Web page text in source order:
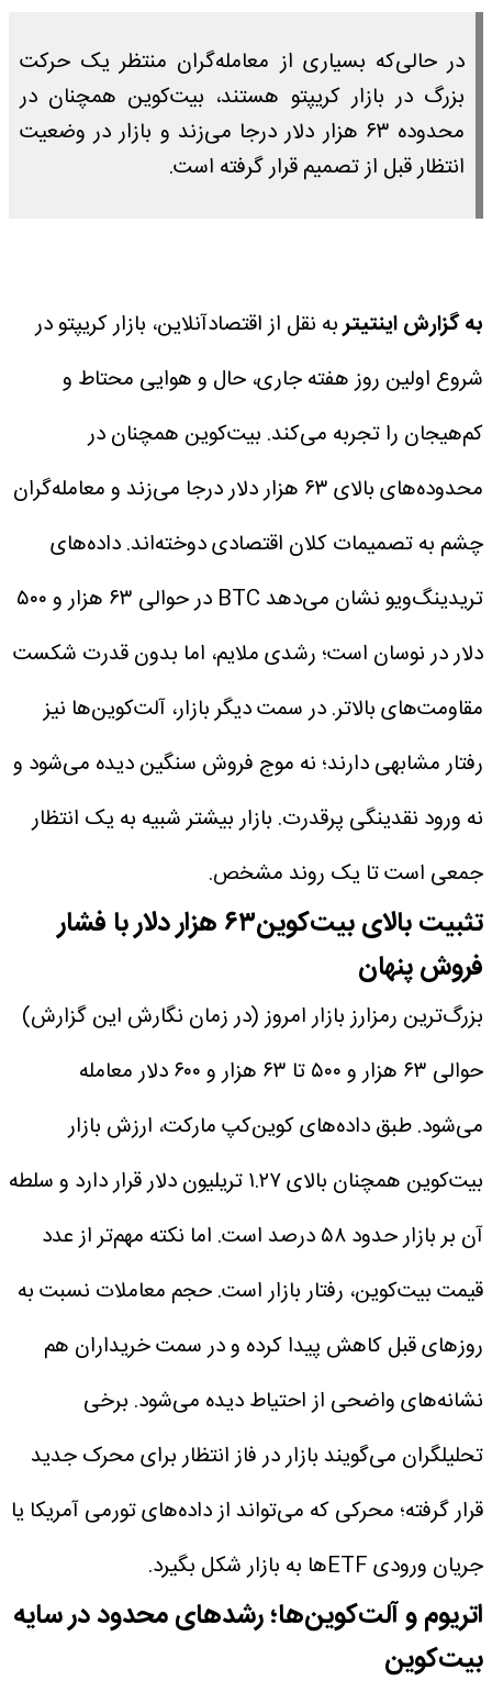
در حالی‌که بسیاری از معامله‌گران منتظر یک حرکت
بزرگ در بازار کریپتو هستند، بیت‌کوین همچنان در
محدوده ۶۳ هزار دلار درجا می‌زند و بازار در وضعیت
انتظار قبل از تصمیم قرار گرفته است.
به گزارش اینتیتربه نقل از اقتصادآنلاین، بازار کریپتو در
شروع اولین روز هفته جاری، حال و هوایی محتاط و
کم‌هیجان را تجربه می‌کند. بیت‌کوین همچنان در
محدوده‌های بالای ۶۳ هزار دلار درجا می‌زند و معامله‌گران
چشم به تصمیمات کلان اقتصادی دوخته‌اند. داده‌های
تریدینگ‌ویو نشان می‌دهد BTC در حوالی ۶۳ هزار و ۵۰۰
دلار در نوسان است؛ رشدی ملایم، اما بدون قدرت شکست
مقاومت‌های بالاتر.در سمت دیگر بازار، آلت‌کوین‌ها نیز
رفتار مشابهی دارند؛ نه موج فروش سنگین دیده می‌شود و
نه ورود نقدینگی پرقدرت. بازار بیشتر شبیه به یک انتظار
جمعی است تا یک روند مشخص.
تثبیت بالای بیت‌کوین۶۳ هزار دلار با فشار
فروش پنهان
بزرگ‌ترین رمزارز بازار امروز (در زمان نگارش این گزارش)
حوالی ۶۳ هزار و ۵۰۰ تا ۶۳ هزار و ۶۰۰ دلار معامله
می‌شود. طبق داده‌های کوین‌کپ مارکت، ارزش بازار
بیت‌کوین همچنان بالای ۱.۲۷ تریلیون دلار قرار دارد و سلطه
آن بر بازار حدود ۵۸ درصد است.
اما نکته مهم‌تر از عدد
قیمت بیت‌کوین، رفتار بازار است. حجم معاملات نسبت به
روزهای قبل کاهش پیدا کرده و در سمت خریداران هم
نشانه‌های واضحی از احتیاط دیده می‌شود. برخی
تحلیلگران می‌گویند بازار در فاز انتظار برای محرک جدید
قرار گرفته؛ محرکی که می‌تواند از داده‌های تورمی آمریکا یا
جریان ورودی ETFها به بازار شکل بگیرد.
اتریوم و آلت‌کوین‌ها؛ رشد‌های محدود در سایه
بیت‌کوین